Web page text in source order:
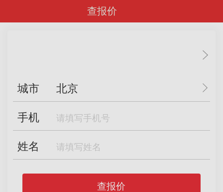
查报价
城市 北京
手机
姓名
查报价